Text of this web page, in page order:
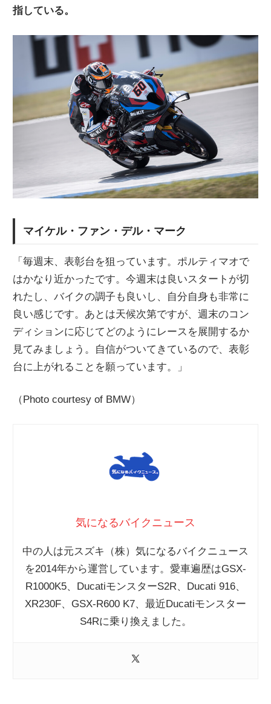
指している。
マイケル・ファン・デル・マーク
「毎週末、表彰台を狙っています。ポルティマオで
はかなり近かったです。今週末は良いスタートが切
れたし、バイクの調子も良いし、自分自身も非常に
良い感じです。あとは天候次第ですが、週末のコン
ディションに応じてどのようにレースを展開するか
見てみましょう。自信がついてきているので、表彰
台に上がれることを願っています。」
（Photo courtesy of BMW）
気になるバイクニュース
中の人は元スズキ（株）気になるバイクニュース
を2014年から運営しています。愛車遍歴はGSX-
R1000K5、DucatiモンスターS2R、Ducati 916、
XR230F、GSX-R600 K7、最近Ducatiモンスター
S4Rに乗り換えました。